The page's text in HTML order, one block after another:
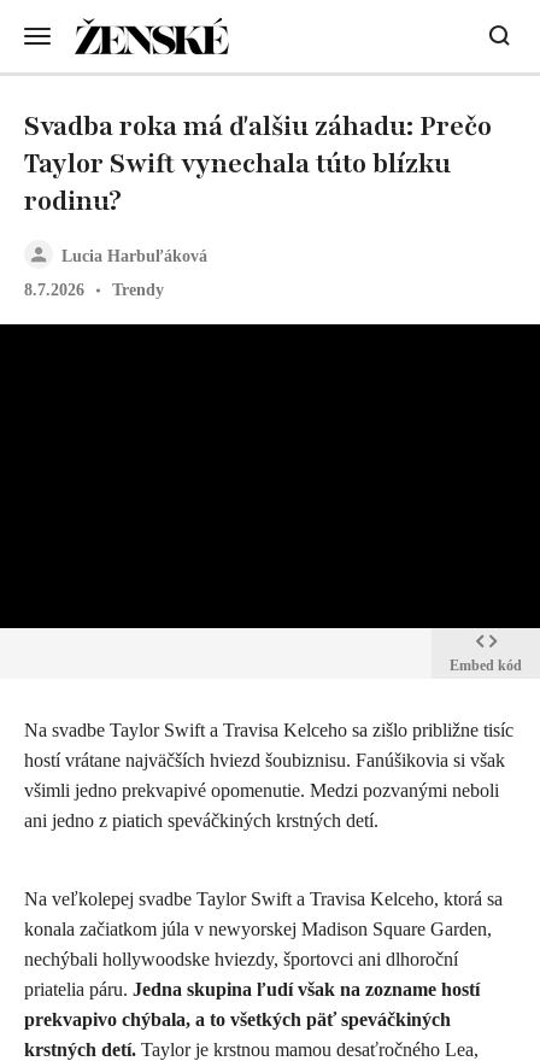
Lucia Harbuľáková
8.7.2026
Trendy
Svadba roka má ďalšiu záhadu: Prečo
Taylor Swift vynechala túto blízku
rodinu?
Embed kód
Na svadbe Taylor Swift a Travisa Kelceho sa zišlo približne tisíc
hostí vrátane najväčších hviezd šoubiznisu. Fanúšikovia si však
všimli jedno prekvapivé opomenutie. Medzi pozvanými neboli
ani jedno z piatich speváčkiných krstných detí.
Na veľkolepej svadbe Taylor Swift a Travisa Kelceho, ktorá sa
konala začiatkom júla v newyorskej Madison Square Garden,
nechýbali hollywoodske hviezdy, športovci ani dlhoroční
priatelia páru. Jedna skupina ľudí však na zozname hostí
prekvapivo chýbala, a to všetkých päť speváčkiných
krstných detí. Taylor je krstnou mamou desaťročného Lea,